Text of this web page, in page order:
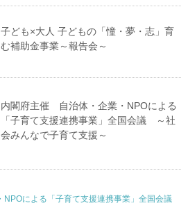
子ども×大人 子どもの「憧・夢・志」育
む補助金事業～報告会～
内閣府主催 自治体・企業・NPOによる
「子育て支援連携事業」全国会議 ～社
会みんなで子育て支援～
による「子育て支援連携事業」全国会議